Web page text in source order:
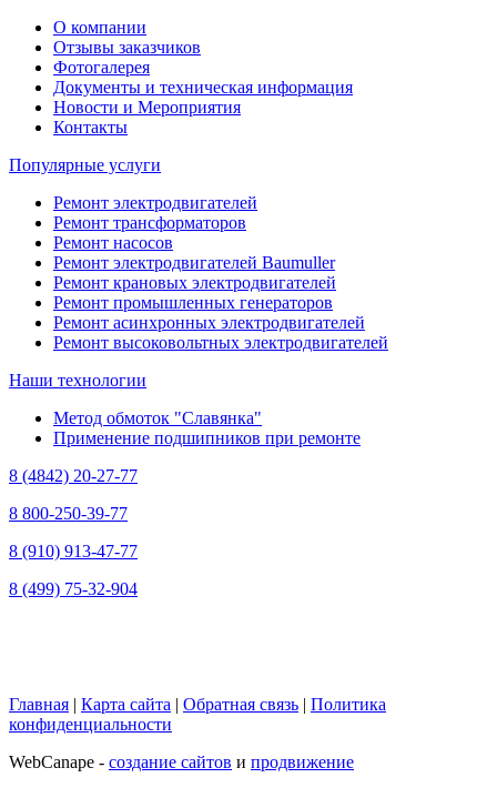
О компании
Отзывы заказчиков
Фотогалерея
Документы и техническая информация
Новости и Мероприятия
Контакты
Популярные услуги
Ремонт электродвигателей
Ремонт трансформаторов
Ремонт насосов
Ремонт электродвигателей Baumuller
Ремонт крановых электродвигателей
Ремонт промышленных генераторов
Ремонт асинхронных электродвигателей
Ремонт высоковольтных электродвигателей
Наши технологии
Метод обмоток "Славянка"
Применение подшипников при ремонте
8 (4842) 20-27-77
8 800-250-39-77
8 (910) 913-47-77
8 (499) 75-32-904
Главная | Карта сайта | Обратная связь | Политика
конфиденциальности
WebCanape - создание сайтов и продвижение